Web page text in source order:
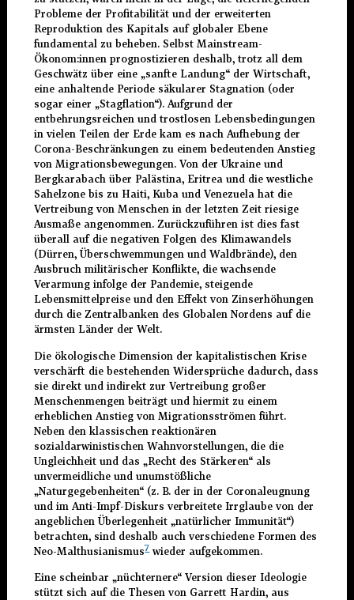
Probleme der Profitabilität und der erweiterten
Reproduktion des Kapitals auf globaler Ebene
fundamental zu beheben. Selbst Mainstream-
Ökonom:innen prognostizieren deshalb, trotz all dem
Geschwätz über eine „sanfte Landung“ der Wirtschaft,
eine anhaltende Periode säkularer Stagnation (oder
sogar einer „Stagflation“). Aufgrund der
entbehrungsreichen und trostlosen Lebensbedingungen
in vielen Teilen der Erde kam es nach Aufhebung der
Corona-Beschränkungen zu einem bedeutenden Anstieg
von Migrationsbewegungen. Von der Ukraine und
Bergkarabach über Palästina, Eritrea und die westliche
Sahelzone bis zu Haiti, Kuba und Venezuela hat die
Vertreibung von Menschen in der letzten Zeit riesige
Ausmaße angenommen. Zurückzuführen ist dies fast
überall auf die negativen Folgen des Klimawandels
(Dürren, Überschwemmungen und Waldbrände), den
Ausbruch militärischer Konflikte, die wachsende
Verarmung infolge der Pandemie, steigende
Lebensmittelpreise und den Effekt von Zinserhöhungen
durch die Zentralbanken des Globalen Nordens auf die
ärmsten Länder der Welt.
Die ökologische Dimension der kapitalistischen Krise
verschärft die bestehenden Widersprüche dadurch, dass
sie direkt und indirekt zur Vertreibung großer
Menschenmengen beiträgt und hiermit zu einem
erheblichen Anstieg von Migrationsströmen führt.
Neben den klassischen reaktionären
sozialdarwinistischen Wahnvorstellungen, die die
Ungleichheit und das „Recht des Stärkeren“ als
unvermeidliche und unumstößliche
„Naturgegebenheiten“ (z. B. der in der Coronaleugnung
und im Anti-Impf-Diskurs verbreitete Irrglaube von der
angeblichen Überlegenheit „natürlicher Immunität“)
betrachten, sind deshalb auch verschiedene Formen des
Neo-Malthusianismus7wieder aufgekommen.
Eine scheinbar „nüchternere“ Version dieser Ideologie
stützt sich auf die Thesen von Garrett Hardin, aus